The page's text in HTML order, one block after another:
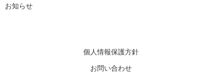
お知らせ
個人情報保護方針
お問い合わせ